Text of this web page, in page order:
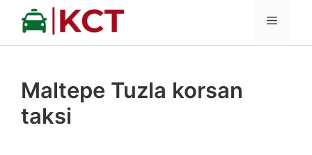
İçeriğe
MENÜ
Maltepe Tuzla korsan
taksi